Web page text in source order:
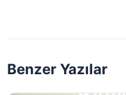
Benzer Yazılar